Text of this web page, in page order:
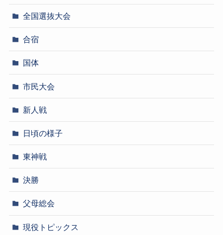
全国選抜大会
合宿
国体
市民大会
新人戦
日頃の様子
東神戦
決勝
父母総会
現役トピックス